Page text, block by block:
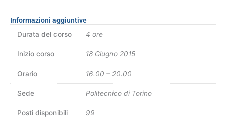
Informazioni aggiuntive
Durata del corso
4 ore
Inizio corso 18 Giugno 2015
Orario 16.00 – 20.00
Sede Politecnico di Torino
Posti disponibili 99